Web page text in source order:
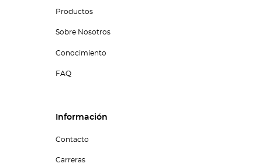
Productos
Sobre Nosotros
Conocimiento
FAQ
Información
Contacto
Carreras